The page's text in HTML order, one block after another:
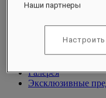
Питание
Предложения
Галерея
Эксклюзивные
Наши партнеры
Настроить